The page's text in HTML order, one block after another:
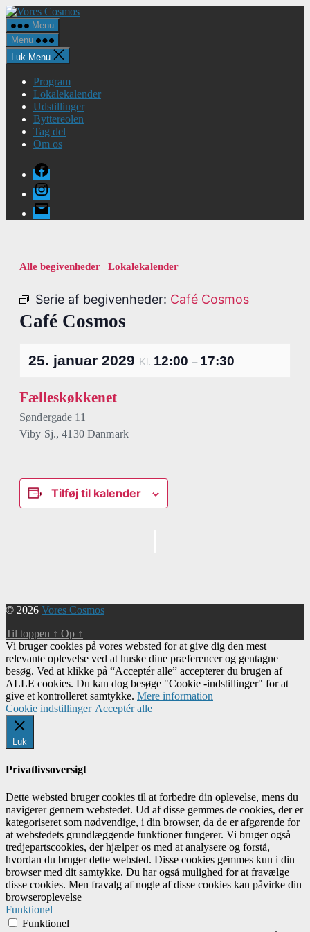
Spring
til
indholdet
Vores
Menu
Menu
Luk Menu
Program
Lokalekalender
Udstillinger
Byttereolen
Tag del
Om os
Facebook
Instagram
E-
mail
Alle begivenheder | Lokalekalender
Serie af begivenheder: Café Cosmos
Café Cosmos
25. januar 2029 Kl. 12:00 – 17:30
Fælleskøkkenet
Søndergade 11
Viby Sj., 4130 Danmark
Tilføj til kalender
© 2026 Vores Cosmos
Til toppen ↑ Op ↑
Vi bruger cookies på vores websted for at give dig den mest
relevante oplevelse ved at huske dine præferencer og gentagne
besøg. Ved at klikke på “Acceptér alle” accepterer du brugen af ​​
ALLE cookies. Du kan dog besøge "Cookie -indstillinger" for at
give et kontrolleret samtykke. Mere information
Cookie indstillinger Acceptér alle
Luk
Privatlivsoversigt
Dette websted bruger cookies til at forbedre din oplevelse, mens du
navigerer gennem webstedet. Ud af disse gemmes de cookies, der er
kategoriseret som nødvendige, i din browser, da de er afgørende for
at webstedets grundlæggende funktioner fungerer. Vi bruger også
tredjepartscookies, der hjælper os med at analysere og forstå,
hvordan du bruger dette websted. Disse cookies gemmes kun i din
browser med dit samtykke. Du har også mulighed for at fravælge
disse cookies. Men fravalg af nogle af disse cookies kan påvirke din
browseroplevelse
Funktionel
Funktionel